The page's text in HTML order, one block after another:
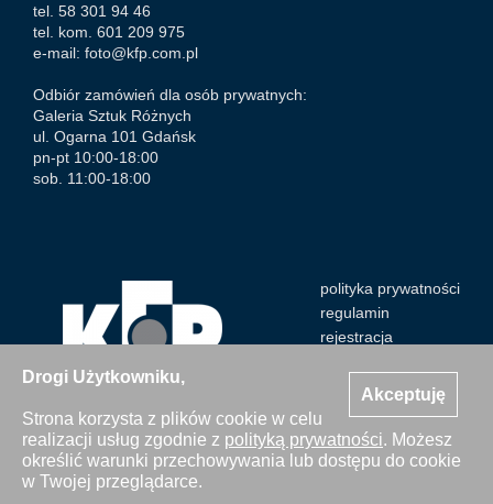
Akceptuję
Drogi Użytkowniku,
Strona korzysta z plików cookie w celu
realizacji usług zgodnie z polityką prywatności. Możesz
określić warunki przechowywania lub dostępu do cookie
w Twojej przeglądarce.
tel. 58 301 94 46
tel. kom. 601 209 975
e-mail: foto@kfp.com.pl
Odbiór zamówień dla osób prywatnych:
Galeria Sztuk Różnych
ul. Ogarna 101 Gdańsk
pn-pt 10:00-18:00
sob. 11:00-18:00
polityka prywatności
regulamin
rejestracja
Wszystkie zdjęcia Agencji Kosycarz Foto Press/KFP są
chronione prawem autorskim. Publikacja i kopiowanie bez
zgody Agencji zabronione. Copyright © 2000-2026 KFP